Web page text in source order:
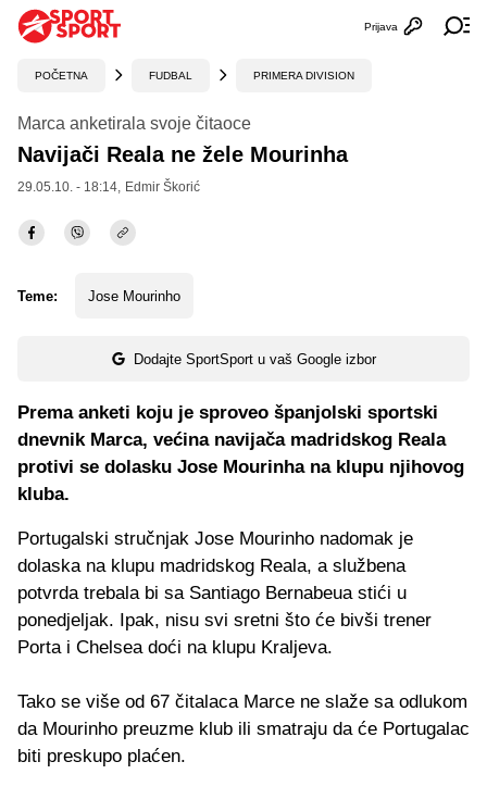
Otvori
Prijava
POČETNA FUDBAL PRIMERA DIVISION
Marca anketirala svoje čitaoce
Navijači Reala ne žele Mourinha
29.05.10. - 18:14, Edmir Škorić
Teme: Jose Mourinho
Dodajte SportSport u vaš Google izbor
Prema anketi koju je sproveo španjolski sportski
dnevnik Marca, većina navijača madridskog Reala
protivi se dolasku Jose Mourinha na klupu njihovog
kluba.
Portugalski stručnjak Jose Mourinho nadomak je
dolaska na klupu madridskog Reala, a službena
potvrda trebala bi sa Santiago Bernabeua stići u
ponedjeljak. Ipak, nisu svi sretni što će bivši trener
Porta i Chelsea doći na klupu Kraljeva.
Tako se više od 67 čitalaca Marce ne slaže sa odlukom
da Mourinho preuzme klub ili smatraju da će Portugalac
biti preskupo plaćen.